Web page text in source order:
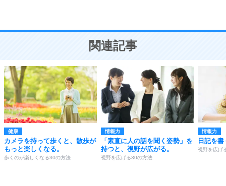
ことが大切。
関連記事
健康
カメラを持って歩くと、散歩が
もっと楽しくなる。
歩くのが楽しくなる30の方法
情報力
「素直に人の話を聞く姿勢」を
持つと、視野が広がる。
視野を広げる30の方法
情報力
日記を
視野を広げ